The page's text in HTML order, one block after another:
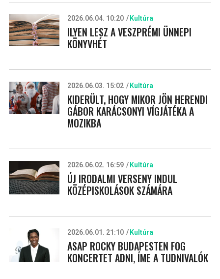
2026.06.04. 10:20 Kultúra
ILYEN LESZ A VESZPRÉMI ÜNNEPI
KÖNYVHÉT
2026.06.03. 15:02 Kultúra
KIDERÜLT, HOGY MIKOR JÖN HERENDI
GÁBOR KARÁCSONYI VÍGJÁTÉKA A
MOZIKBA
2026.06.02. 16:59 Kultúra
ÚJ IRODALMI VERSENY INDUL
KÖZÉPISKOLÁSOK SZÁMÁRA
2026.06.01. 21:10 Kultúra
ASAP ROCKY BUDAPESTEN FOG
KONCERTET ADNI, ÍME A TUDNIVALÓK